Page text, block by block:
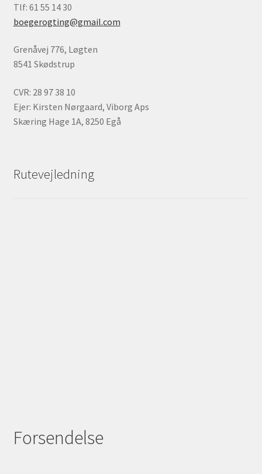
Tlf: 61 55 14 30
boegerogting@gmail.com
Grenåvej 776, Løgten
8541 Skødstrup
CVR: 28 97 38 10
Ejer: Kirsten Nørgaard, Viborg Aps
Skæring Hage 1A, 8250 Egå
Rutevejledning
Forsendelse